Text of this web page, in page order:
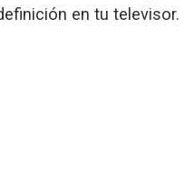
en tu televisor.